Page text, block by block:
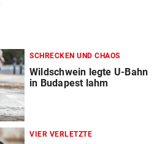
SCHRECKEN UND CHAOS
Wildschwein legte U-Bahn
in Budapest lahm
VIER VERLETZTE